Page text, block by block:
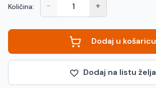
Količina: - +
Dodaj u košaricu
Dodaj na listu želja